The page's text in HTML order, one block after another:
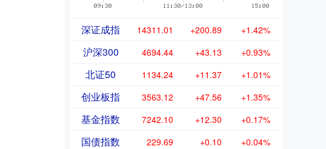
深证成指 14311.01 +200.89 +1.42%
沪深300 4694.44 +43.13 +0.93%
北证50 1134.24 +11.37 +1.01%
创业板指 3563.12 +47.56 +1.35%
基金指数 7242.10 +12.30 +0.17%
国债指数 229.69 +0.10 +0.04%